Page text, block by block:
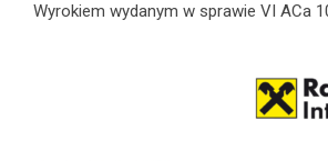
Wyrokiem wydanym w sprawie VI ACa